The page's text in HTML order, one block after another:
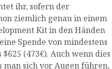
ihr, sofern der
ziemlich genau in einem
Kit in den Händen
Spende von mindestens
(473€). Auch wenn dies
man sich vor Augen führen,